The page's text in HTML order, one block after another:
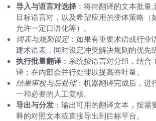
导入与语言对选择 ：将待翻译的文本批
目标语言对，以及希望应用的变体策略（
允许一定口语化等）。
词表与规则设定：如果有重要术语或行业
建术语表，同时设定冲突解决规则的优先级
执行批量翻译 ：系统按语言对分组，结合
译；在内部会并行处理以提高吞吐量。
结果审校与后处理：机器翻译完成后，进
一和必要的人工复核。
导出与分发 ：输出可用的翻译文本，按需
释的对照文本或直接导出到目标平台。